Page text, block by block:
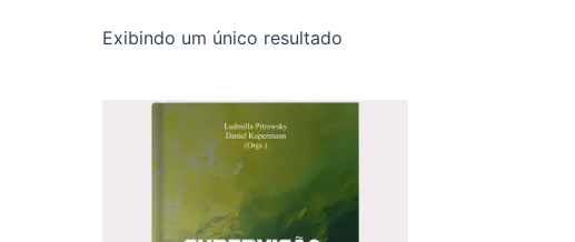
Exibindo um único resultado